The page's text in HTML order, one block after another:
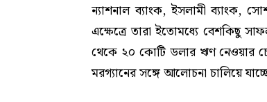
ন্যাশনাল ব্যাংক, ইসলামী ব্যাংক,
এক্ষেত্রে তারা ইতোমধ্যে বেশকিছু
থেকে ২০ কোটি ডলার ঋণ নেওয়ার
মরগ্যানের সঙ্গে আলোচনা চালিয়ে